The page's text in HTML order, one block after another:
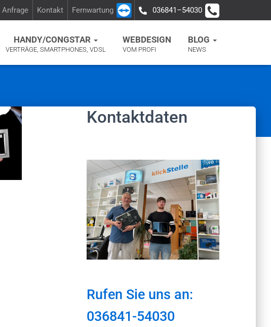
036841–54030
Fernwartung
Kontakt
Anfrage
HANDY/CONGSTAR
VERTRÄGE, SMARTPHONES, VDSL
WEBDESIGN
VOM PROFI
BLOG
NEWS
Kontaktdaten
Rufen Sie uns an:
036841-54030